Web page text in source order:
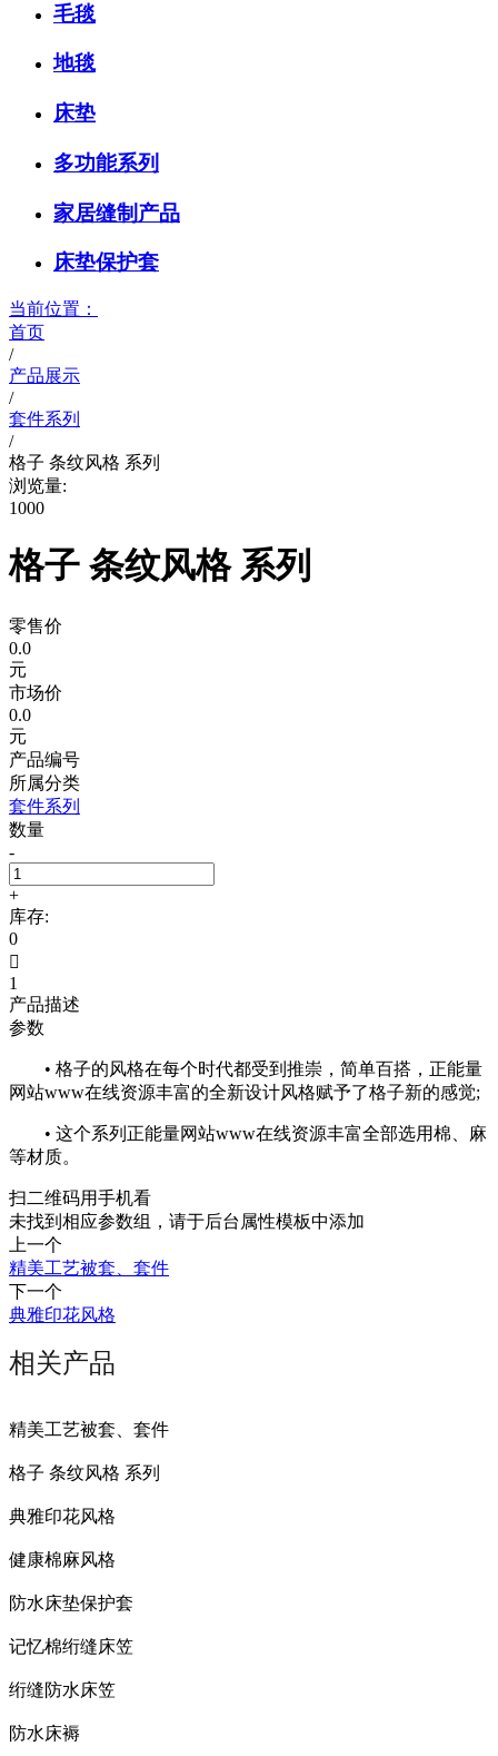
毛毯
地毯
床垫
多功能系列
家居缝制产品
床垫保护套
当前位置：
首页
/
产品展示
/
套件系列
/
格子 条纹风格 系列
浏览量:
1000
格子 条纹风格 系列
零售价
0.0
元
市场价
0.0
元
产品编号
所属分类
套件系列
数量
-
+
库存:
0

1
产品描述
参数
• 格子的风格在每个时代都受到推崇，简单百搭，正能量
网站www在线资源丰富的全新设计风格赋予了格子新的感觉;
• 这个系列正能量网站www在线资源丰富全部选用棉、麻
等材质。
扫二维码用手机看
未找到相应参数组，请于后台属性模板中添加
上一个
精美工艺被套、套件
下一个
典雅印花风格
相关产品
精美工艺被套、套件
格子 条纹风格 系列
典雅印花风格
健康棉麻风格
防水床垫保护套
记忆棉绗缝床笠
绗缝防水床笠
防水床褥